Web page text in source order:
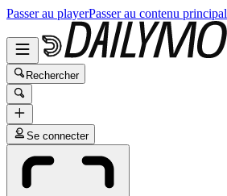
Passer au playerPasser au contenu principal
Rechercher
Se connecter